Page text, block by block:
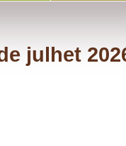
julhet